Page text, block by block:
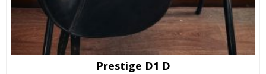
Prestige D1 D